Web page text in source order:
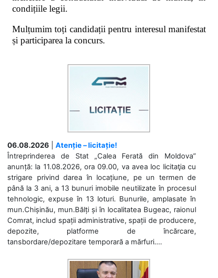
condițiile legii.
Mulțumim toți candidații pentru interesul manifestat
și participarea la concurs.
06.08.2026
Atenție – licitație!
Întreprinderea de Stat „Calea Ferată din Moldova”
anunță: la 11.08.2026, ora 09.00, va avea loc licitaţia cu
strigare privind darea în locațiune, pe un termen de
până la 3 ani, a 13 bunuri imobile neutilizate în procesul
tehnologic, expuse în 13 loturi. Bunurile, amplasate în
mun.Chișinău, mun.Bălți și în localitatea Bugeac, raionul
Comrat, includ spații administrative, spații de producere,
depozite, platforme de încărcare,
tansbordare/depozitare temporară a mărfuri....